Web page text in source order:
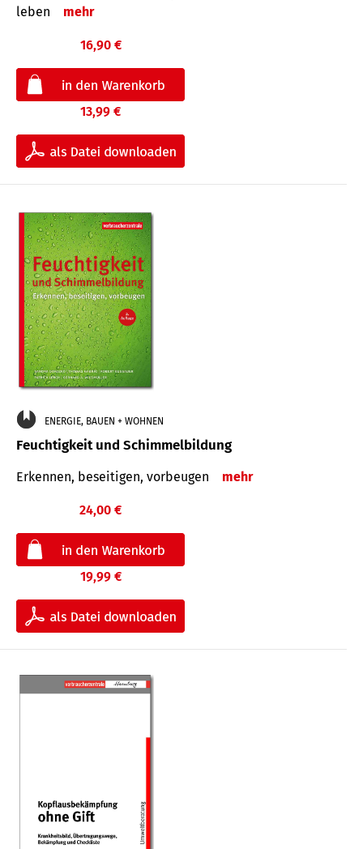
leben
mehr
16,90 €
13,99 €
ENERGIE, BAUEN + WOHNEN
Feuchtigkeit und Schimmelbildung
Erkennen, beseitigen, vorbeugen mehr
24,00 €
19,99 €